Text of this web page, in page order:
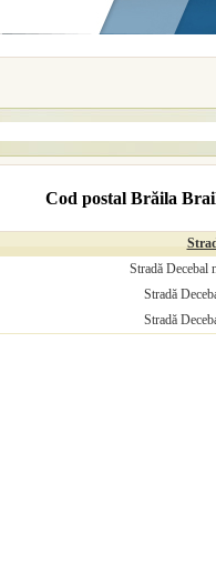
Cod postal Brăila
Stradă Decebal
Stradă
Stradă